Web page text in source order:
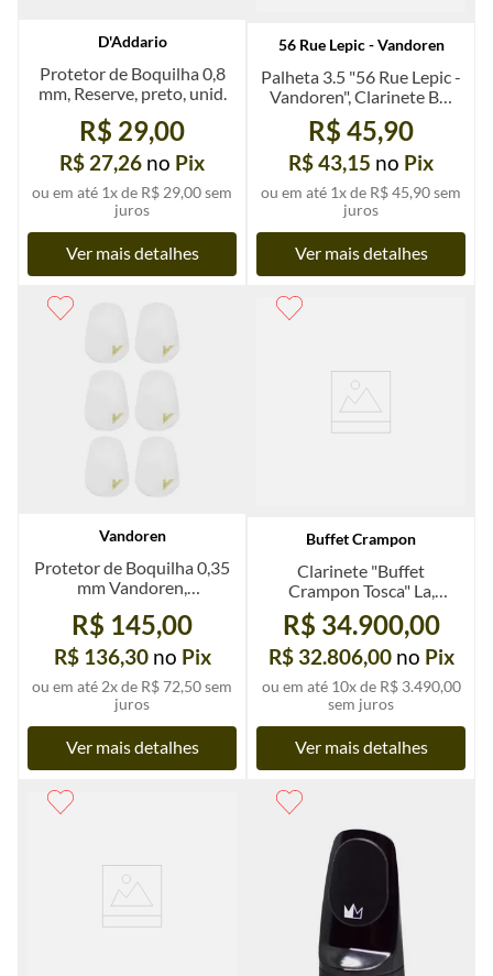
D'Addario
Protetor de Boquilha 0,8
mm, Reserve, preto, unid.
R$ 29,00
R$ 27,26 no Pix
ou em até 1x de R$ 29,00sem
juros
Ver mais detalhes
56 Rue Lepic - Vandoren
Palheta 3.5 "56 Rue Lepic -
Vandoren", Clarinete Bb,
un.
R$ 45,90
R$ 43,15 no Pix
ou em até 1x de R$ 45,90sem
juros
Ver mais detalhes
Vandoren
Protetor de Boquilha 0,35
mm Vandoren,
transparente, largo,
pacote com 6 un.
R$ 145,00
R$ 136,30 no Pix
ou em até 2x de R$ 72,50sem
juros
Ver mais detalhes
Buffet Crampon
Clarinete "Buffet
Crampon Tosca" La,
Hightech duplo seminovo
R$ 34.900,00
R$ 32.806,00 no Pix
ou em até 10x de R$ 3.490,00
sem juros
Ver mais detalhes